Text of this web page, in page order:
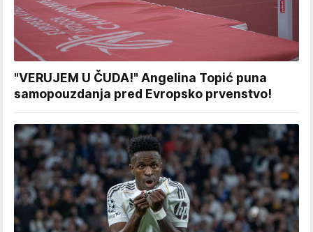
"VERUJEM U ČUDA!" Angelina Topić puna
samopouzdanja pred Evropsko prvenstvo!